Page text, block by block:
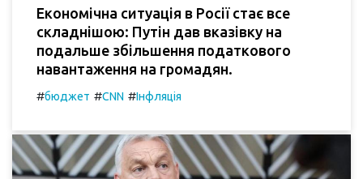
Економічна ситуація в Росії стає все
складнішою: Путін дав вказівку на
подальше збільшення податкового
навантаження на громадян.
#бюджет #CNN #Інфляція